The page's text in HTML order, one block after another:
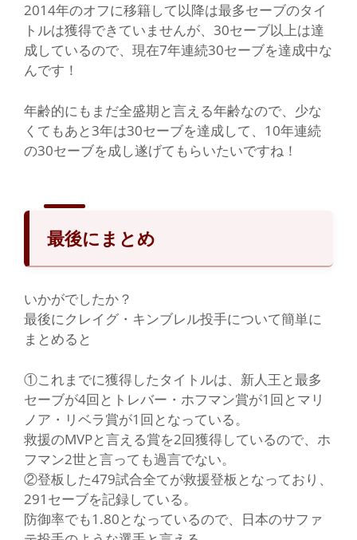
2014年のオフに移籍して以降は最多セーブのタイ
トルは獲得できていませんが、30セーブ以上は達
成しているので、現在7年連続30セーブを達成中な
んです！
年齢的にもまだ全盛期と言える年齢なので、少な
くてもあと3年は30セーブを達成して、10年連続
の30セーブを成し遂げてもらいたいですね！
最後にまとめ
いかがでしたか？
最後にクレイグ・キンブレル投手について簡単に
まとめると
①これまでに獲得したタイトルは、新人王と最多
セーブが4回とトレバー・ホフマン賞が1回とマリ
ノア・リベラ賞が1回となっている。
救援のMVPと言える賞を2回獲得しているので、ホ
フマン2世と言っても過言でない。
②登板した479試合全てが救援登板となっており、
291セーブを記録している。
防御率でも1.80となっているので、日本のサファ